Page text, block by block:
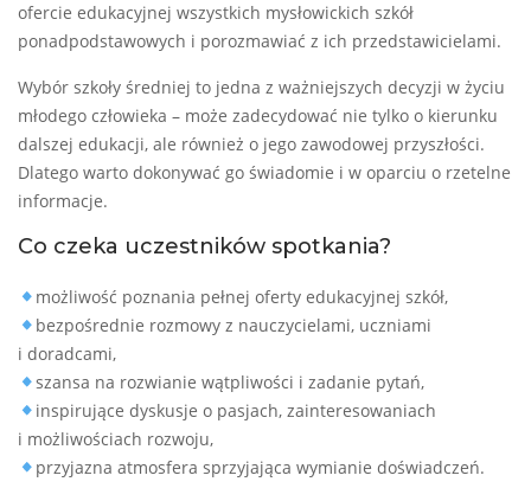
ofercie edukacyjnej wszystkich mysłowickich szkół
ponadpodstawowych i porozmawiać z ich przedstawicielami.
Wybór szkoły średniej to jedna z ważniejszych decyzji w życiu
młodego człowieka – może zadecydować nie tylko o kierunku
dalszej edukacji, ale również o jego zawodowej przyszłości.
Dlatego warto dokonywać go świadomie i w oparciu o rzetelne
informacje.
Co czeka uczestników spotkania?
możliwość poznania pełnej oferty edukacyjnej szkół,
bezpośrednie rozmowy z nauczycielami, uczniami
i doradcami,
szansa na rozwianie wątpliwości i zadanie pytań,
inspirujące dyskusje o pasjach, zainteresowaniach
i możliwościach rozwoju,
przyjazna atmosfera sprzyjająca wymianie doświadczeń.